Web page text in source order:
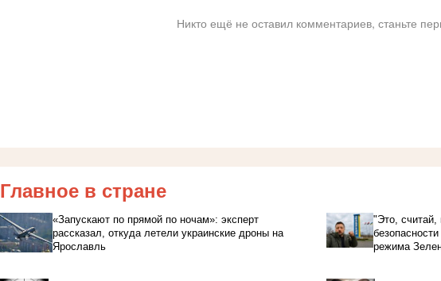
Никто ещё не оставил комментариев, станьте
Главное в стране
«Запускают по прямой по ночам»: эксперт
рассказал, откуда летели украинские дроны на
Ярославль
"Это,
режима